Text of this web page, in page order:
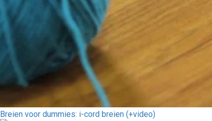
Breien voor dummies: i-cord breien (+video)